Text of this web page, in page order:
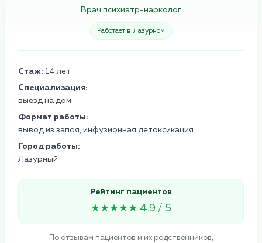
Врач психиатр-нарколог
Работает в Лазурном
Стаж: 14 лет
Специализация:
выезд на дом
Формат работы:
вывод из запоя, инфузионная детоксикация
Город работы:
Лазурный
Рейтинг пациентов
★★★★★ 4.9 / 5
По отзывам пациентов и их родственников,